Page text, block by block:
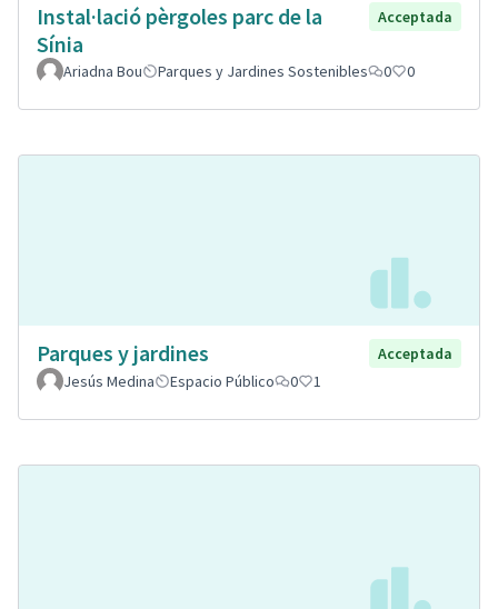
Instal·lació pèrgoles parc de la
Sínia
Acceptada
Ariadna Bou Parques y Jardines Sostenibles 0 0
Parques y jardines
Acceptada
Jesús Medina
Espacio Público 0 1